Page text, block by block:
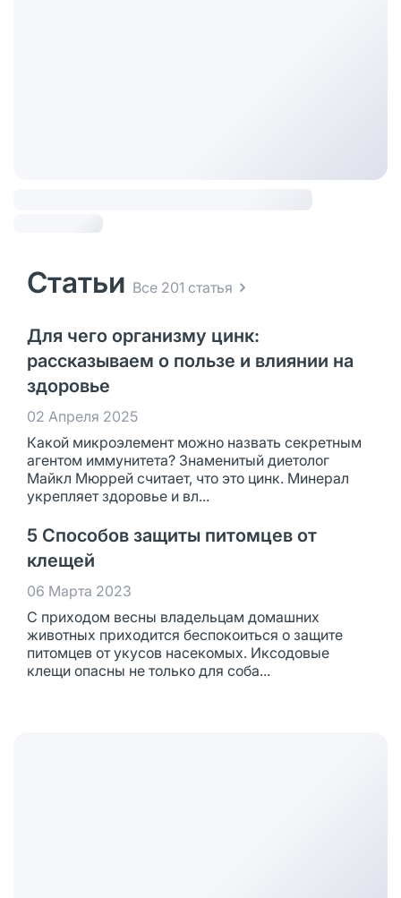
Статьи Все 201 статья
Для чего организму цинк:
рассказываем о пользе и влиянии на
здоровье
02 Апреля 2025
Какой микроэлемент можно назвать секретным
агентом иммунитета? Знаменитый диетолог
Майкл Мюррей считает, что это цинк. Минерал
укрепляет здоровье и вл...
5 Способов защиты питомцев от
клещей
06 Марта 2023
С приходом весны владельцам домашних
животных приходится беспокоиться о защите
питомцев от укусов насекомых. Иксодовые
клещи опасны не только для соба...